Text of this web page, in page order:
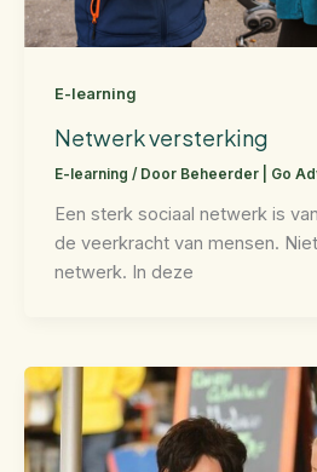
E-learning
Netwerk versterking
E-learning / Door Beheerder | Go
Een sterk sociaal netwerk is
de veerkracht van mensen.
netwerk. In deze